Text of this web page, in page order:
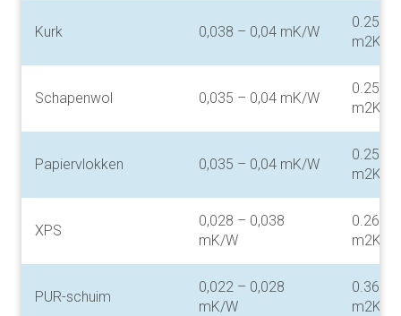
Kurk 0,038 – 0,04 mK/W
0.25 –
m2K/W
Schapenwol 0,035 – 0,04 mK/W
0.25 –
m2K/W
Papiervlokken 0,035 – 0,04 mK/W
0.25 –
m2K/W
XPS
0,028 – 0,038
mK/W
0.26 –
m2K/W
PUR-schuim
0,022 – 0,028
mK/W
0.36 –
m2K/W